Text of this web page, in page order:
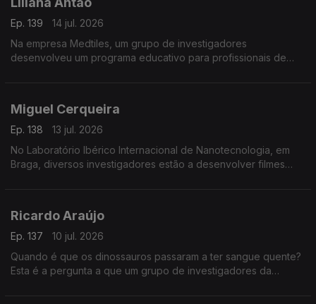
Ep. 139
14 jul. 2026
Na empresa Medtiles, um grupo de investigadores
desenvolveu um programa educativo para profissionais de
Miguel Cerqueira
Ep. 138
13 jul. 2026
No Laboratório Ibérico Internacional de Nanotecnologia, em
Braga, diversos investigadores estão a desenvolver filmes
Ricardo Araújo
Ep. 137
10 jul. 2026
Quando é que os dinossauros passaram a ter sangue quente?
Esta é a pergunta a que um grupo de investigadores da